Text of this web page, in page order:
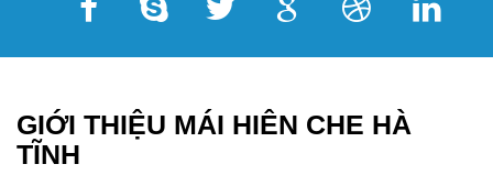
GIỚI THIỆU MÁI HIÊN CHE HÀ
TĨNH